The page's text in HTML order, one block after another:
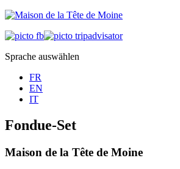
Sprache auswählen
FR
EN
IT
Fondue-Set
Maison de la Tête de Moine